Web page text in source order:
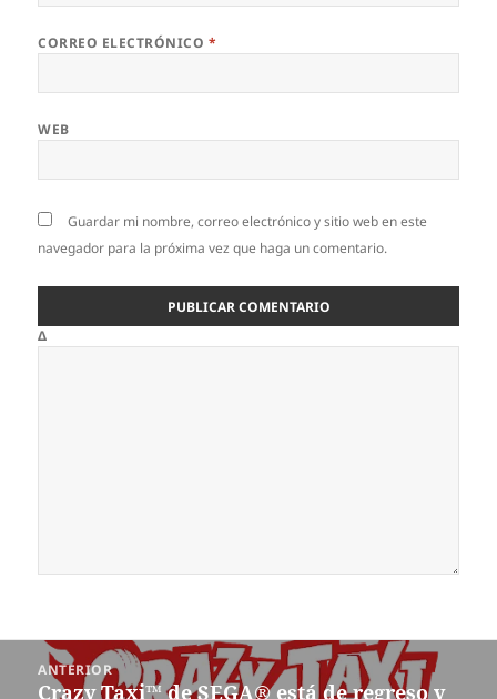
CORREO ELECTRÓNICO *
WEB
Guardar mi nombre, correo electrónico y sitio web en este
navegador para la próxima vez que haga un comentario.
Δ
Navegación
ANTERIOR
Entrada
Crazy Taxi™ de SEGA® está de regreso y